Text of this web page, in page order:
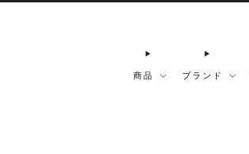
商品 ブランド